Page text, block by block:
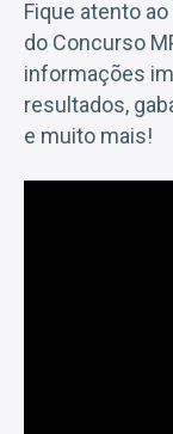
Fique atento
do Concurso
informações
resultados,
e muito mais!